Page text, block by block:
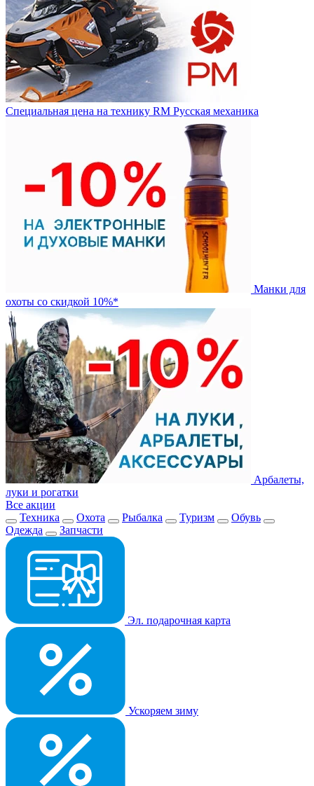
Специальная цена на технику RM Русская механика
Манки для
охоты со скидкой 10%*
Арбалеты,
луки и рогатки
Все акции
Техника
Охота Рыбалка Туризм
Обувь
Одежда
Запчасти
Эл. подарочная карта
Ускоряем зиму